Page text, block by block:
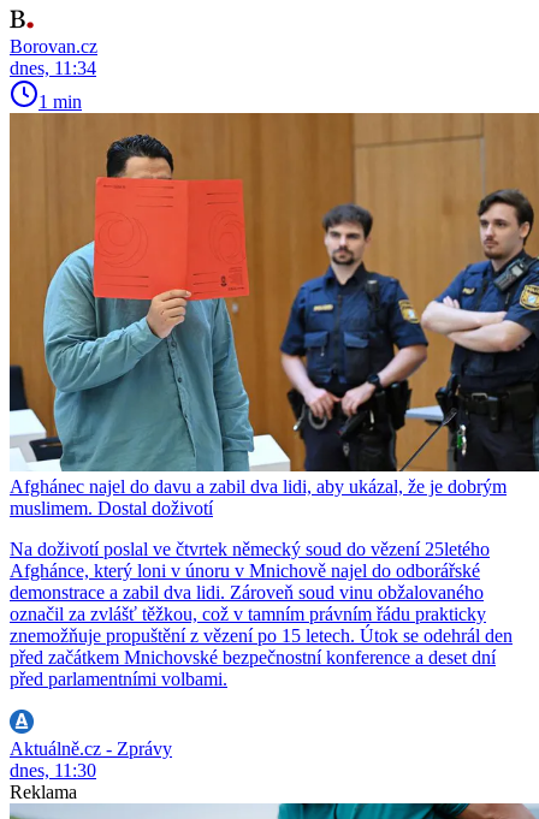
Borovan.cz
dnes, 11:34
1 min
Afghánec najel do davu a zabil dva lidi, aby ukázal, že je dobrým
muslimem. Dostal doživotí
Na doživotí poslal ve čtvrtek německý soud do vězení 25letého
Afghánce, který loni v únoru v Mnichově najel do odborářské
demonstrace a zabil dva lidi. Zároveň soud vinu obžalovaného
označil za zvlášť těžkou, což v tamním právním řádu prakticky
znemožňuje propuštění z vězení po 15 letech. Útok se odehrál den
před začátkem Mnichovské bezpečnostní konference a deset dní
před parlamentními volbami.
Aktuálně.cz - Zprávy
dnes, 11:30
Reklama